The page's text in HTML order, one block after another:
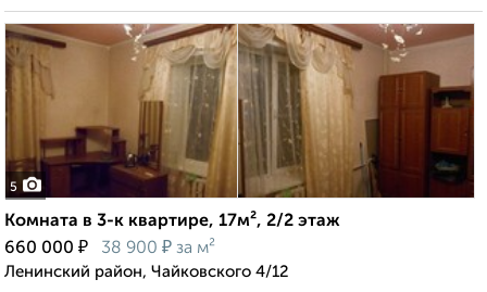
5
Комната в 3-к квартире, 17м², 2/2 этаж
660 000 ₽ 38 900 ₽ за м²
Ленинский район, Чайковского 4/12